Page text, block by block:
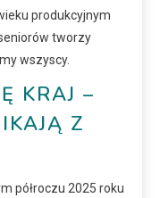
produkcyjnym
tworzy
wszyscy.
KRAJ –
Z
półroczu 2025 roku